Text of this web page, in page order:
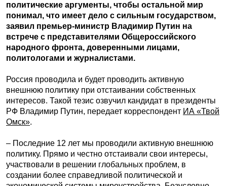
политические аргументы, чтобы остальной мир
понимал, что имеет дело с сильным государством,
заявил премьер-министр Владимир Путин на
встрече с представителями Общероссийского
народного фронта, доверенными лицами,
политологами и журналистами.
Россия проводила и будет проводить активную
внешнюю политику при отстаивании собственных
интересов. Такой тезис озвучил кандидат в президенты
РФ Владимир Путин, передает корреспондент ИА «Твой
Омск».
– Последние 12 лет мы проводили активную внешнюю
политику. Прямо и честно отстаивали свои интересы,
участвовали в решении глобальных проблем, в
создании более справедливой политической и